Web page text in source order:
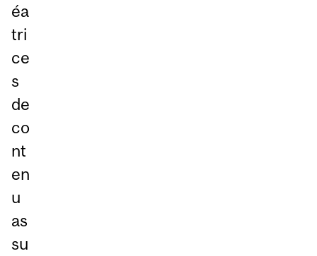
éa
tri
ce
s
de
co
nt
en
u
as
su